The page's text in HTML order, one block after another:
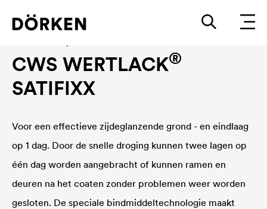
CWS WERTLACK®
SATIFIXX
Voor een effectieve zijdeglanzende grond - en eindlaag
op 1 dag. Door de snelle droging kunnen twee lagen op
één dag worden aangebracht of kunnen ramen en
deuren na het coaten zonder problemen weer worden
gesloten. De speciale bindmiddeltechnologie maakt